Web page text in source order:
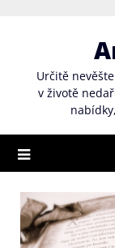
Určitě
v životě